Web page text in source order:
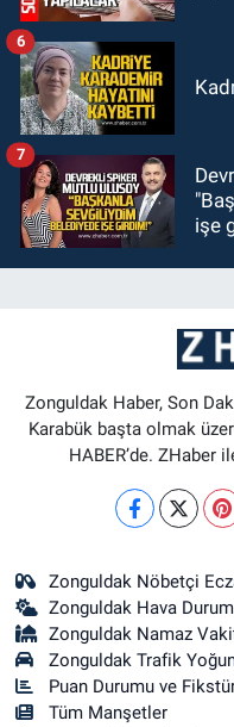
6
işe
7
Zonguldak Haber, Son
Karabük başta olmak
HABER’de. ZHaber
Zonguldak Nöbetçi
Zonguldak Hava
Zonguldak Namaz
Zonguldak Trafik
Puan Durumu ve
Tüm Manşetler